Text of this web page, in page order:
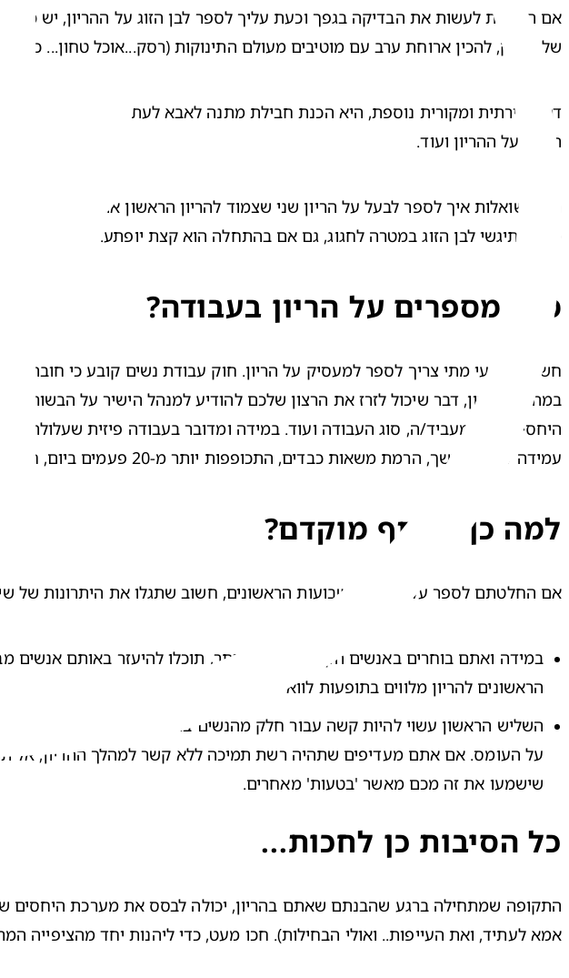
אם החלטת לעשות את הבדיקה בגפך וכעת עליך לספר לבן הזוג על ההריון
של תינוק, להכין ארוחת ערב עם מוטיבים מעולם התינוקות (רסק...אוכל טחון...
תכריז על ההריון ועוד.
מורם, תיגשי לבן הזוג במטרה לחגוג, גם אם בהתחלה הוא קצת יופתע.
מתי מספרים על הריון בעבודה?
חשוב שתדעי מתי צריך לספר למעסיק על הריון. חוק עבודת נשים
עמידה לזמן ממושך, הרמת משאות כבדים, התכופפות יותר מ-20 פעמים ביום, חשיפה לכימיקלים וכדומה.
למה כן לשתף מוקדם?
אם החלטתם לספר על ההריון בשבועות הראשונים, חשוב שתגלו את היתרונות של
הראשונים להריון מלווים בתופעות לוואי קשות
השליש הראשון עשוי להיות קשה עבור חלק מהנשים בגלל
שישמעו את זה מכם מאשר 'בטעות' מאחרים.
כל הסיבות כן לחכות...
התקופה שמתחילה ברגע שהבנתם שאתם בהריון, יכולה לבסס את מערכת היחסים
אמא לעתיד, ואת העייפות.. ואולי הבחילות). חכו מעט, כדי ליהנות יחד